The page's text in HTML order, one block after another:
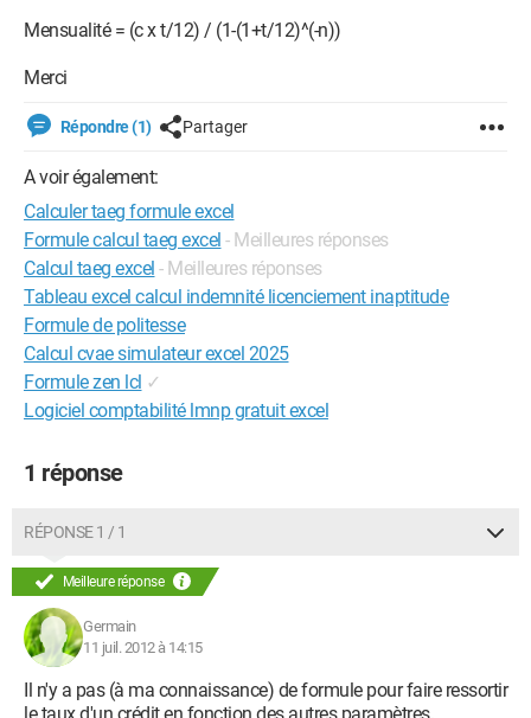
Mensualité = (c x t/12) / (1-(1+t/12)^(-n))
Merci
Répondre (1) Partager
A voir également:
Calculer taeg formule excel
Formule calcul taeg excel - Meilleures réponses
Calcul taeg excel - Meilleures réponses
Tableau excel calcul indemnité licenciement inaptitude
Formule de politesse
Calcul cvae simulateur excel 2025
Formule zen lcl ✓
Logiciel comptabilité lmnp gratuit excel
1 réponse
RÉPONSE 1 / 1
Meilleure réponse
Germain
11 juil. 2012 à 14:15
Il n'y a pas (à ma connaissance) de formule pour faire ressortir